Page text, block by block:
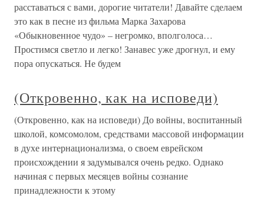
расставаться с вами, дорогие читатели! Давайте сделаем
это как в песне из фильма Марка Захарова
«Обыкновенное чудо» – негромко, вполголоса…
Простимся светло и легко! Занавес уже дрогнул, и ему
пора опускаться. Не будем
(Откровенно, как на исповеди)
(Откровенно, как на исповеди) До войны, воспитанный
школой, комсомолом, средствами массовой информации
в духе интернационализма, о своем еврейском
происхождении я задумывался очень редко. Однако
начиная с первых месяцев войны сознание
принадлежности к этому